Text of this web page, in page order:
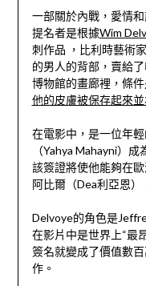
一部關於內戰，愛情
提名者是根據Wim
刺作品 ，比利時藝術
的男人的背部，賣給
博物館的畫廊裡，條
他的皮膚被保存起來
在電影中，是一位年
（Yahya Mahayni）
該簽證將使他能夠在
阿比爾（Dea利亞恩）
Delvoye的角色是
在影片中是世界上“最
簽名就變成了價值數
作。